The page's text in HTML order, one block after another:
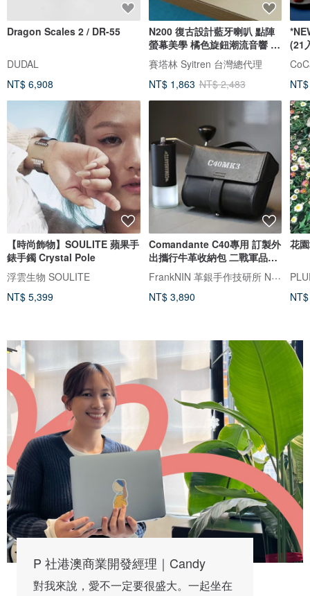
Dragon Scales 2 / DR-55
DUDAL
NT$ 6,908
【時尚飾物】SOULITE 蘋果手
錶手鐲 Crystal Pole
浮雲生物 SOULITE
NT$ 5,399
N200 復古設計藍牙喇叭 點陣
螢幕美學 橘色旋鈕潮流音響 藍
芽喇叭
賽塔林 Syitren 台灣總代理
NT$ 1,863 NT$ 2,483
Comandante C40專用 訂製外
出攜行牛革收納包 二戰軍品風
格 黑色
FrankNIN 革銀手作技研所 NEROSILVER 墨銀藝工
NT$ 3,890
(21
坊
花
P 社港澳商業開發經理｜Candy
對我來說，愛不一定要很盛大。一起坐在